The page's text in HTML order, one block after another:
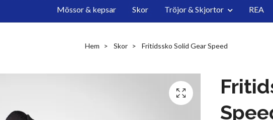
Mössor & kepsar
Skor Tröjor & Skjortor REA
Hem Skor Fritidssko Solid Gear Speed